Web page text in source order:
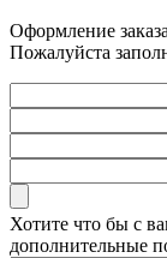
Оформление заказа
Пожалуйста
Хотите что бы с
дополнительные